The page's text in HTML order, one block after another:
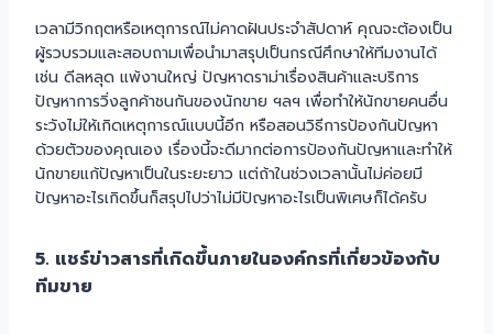
เวลามีวิกฤตหรือเหตุการณ์ไม่คาดฝันประจำสัปดาห์ คุณจะต้องเป็น
ผู้รวบรวมและสอบถามเพื่อนำมาสรุปเป็นกรณีศึกษาให้ทีมงานได้
เช่น ดีลหลุด แพ้งานใหญ่ ปัญหาดราม่าเรื่องสินค้าและบริการ
ปัญหาการวิ่งลูกค้าชนกันของนักขาย ฯลฯ เพื่อทำให้นักขายคนอื่น
ระวังไม่ให้เกิดเหตุการณ์แบบนี้อีก หรือสอนวิธีการป้องกันปัญหา
ด้วยตัวของคุณเอง เรื่องนี้จะดีมากต่อการป้องกันปัญหาและทำให้
นักขายแก้ปัญหาเป็นในระยะยาว แต่ถ้าในช่วงเวลานั้นไม่ค่อยมี
ปัญหาอะไรเกิดขึ้นก็สรุปไปว่าไม่มีปัญหาอะไรเป็นพิเศษก็ได้ครับ
5. แชร์ข่าวสารที่เกิดขึ้นภายในองค์กรที่เกี่ยวข้องกับ
ทีมขาย